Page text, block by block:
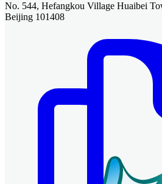
No. 544, Hefangkou Village Huaibei
Beijing 101408